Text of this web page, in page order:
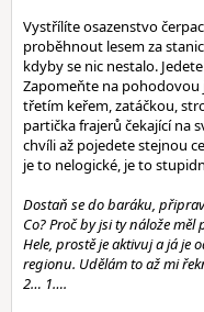
Vystřílíte osazenstvo
proběhnout lesem za
kdyby se nic nestalo.
Zapomeňte na pohodovou
třetím keřem, zatáčkou,
partička frajerů čekající na
chvíli až pojedete stejnou
je to nelogické, je to
Dostaň se do baráku,
Co? Proč by jsi ty nálože
Hele, prostě je aktivuj a já je
regionu. Udělám to až mi
2… 1….